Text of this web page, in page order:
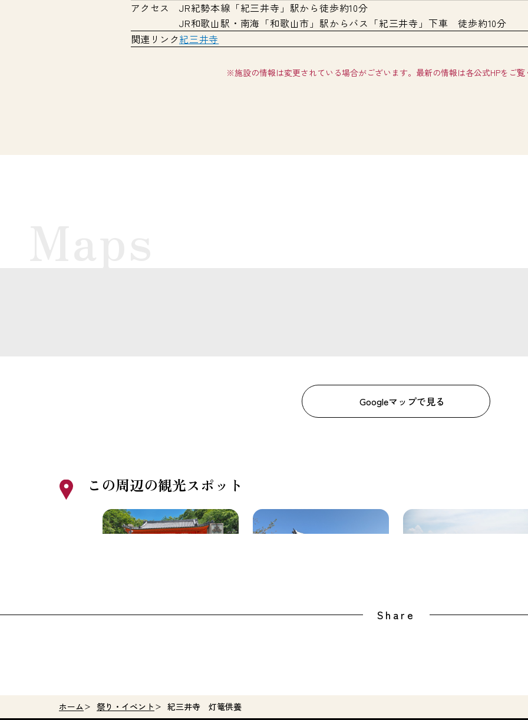
ホーム 祭り・イベント 紀三井寺 灯篭供養
アクセス
JR紀勢本線「紀三井寺」駅から徒歩約10分
JR和歌山駅・南海「和歌山市」駅からバス「紀三井寺」下車 徒歩約10分
関連リンク紀三井寺
※施設の情報は変更されている場合がございます。最新の情報は各公式HPをご覧
Googleマップで見る
この周辺の観光スポット
紀三井寺 観海閣・妹背山 万葉館
Share